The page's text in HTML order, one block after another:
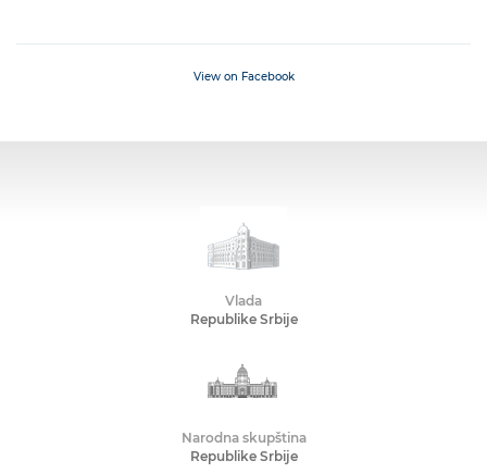
View on Facebook
Vlada
Republike Srbije
Narodna skupština
Republike Srbije